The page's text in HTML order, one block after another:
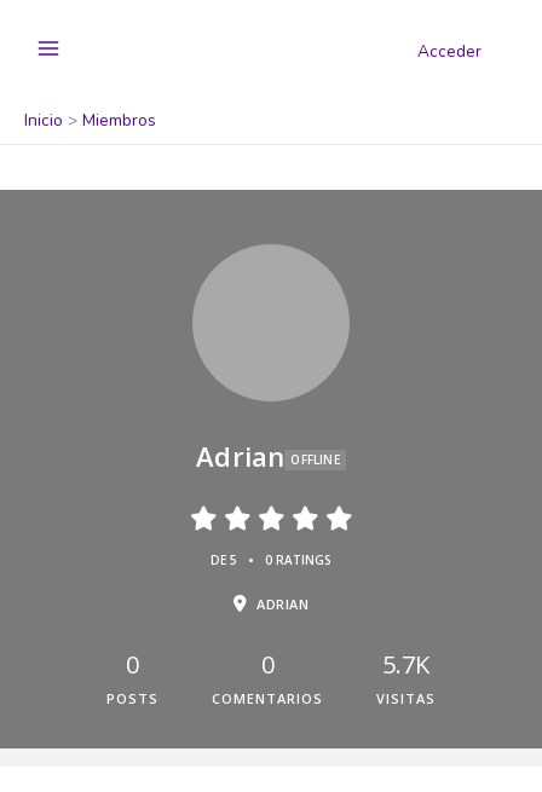
Acceder
Inicio Miembros
Adrian OFFLINE
DE 5 • 0 RATINGS
ADRIAN
0
POSTS
0
COMENTARIOS
5.7K
VISITAS